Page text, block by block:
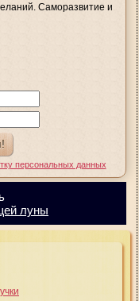
Саморазвитие и
персональных данных
луны